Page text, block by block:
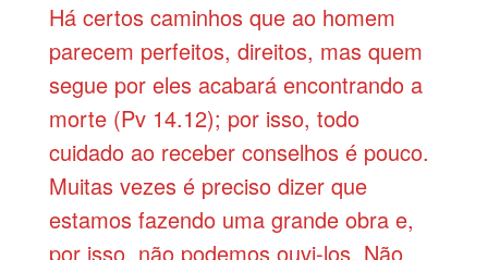
Há certos caminhos que ao homem
parecem perfeitos, direitos, mas quem
segue por eles acabará encontrando a
morte (Pv 14.12); por isso, todo
cuidado ao receber conselhos é pouco.
Muitas vezes é preciso dizer que
estamos fazendo uma grande obra e,
por isso, não podemos ouvi-los. Não